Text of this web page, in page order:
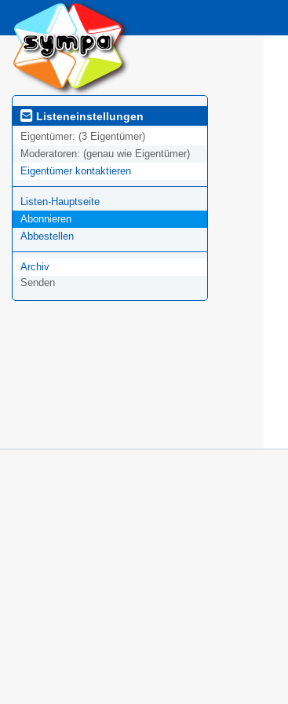
Listeneinstellungen
Eigentümer: (3 Eigentümer)
Moderatoren: (genau wie Eigentümer)
Eigentümer kontaktieren
Listen-Hauptseite
Abonnieren
Abbestellen
Archiv
Senden